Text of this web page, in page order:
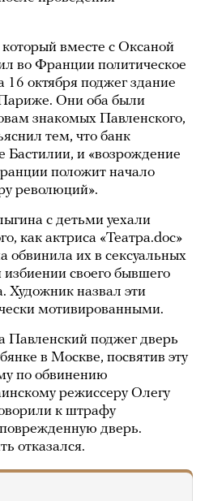
вместе с Оксаной
во Франции политическое
октября поджег здание
Они оба были
знакомых Павленского,
тем, что банк
Бастилии, и «возрождение
положит начало
революций».
с детьми уехали
как актриса «Театра.doc»
обвинила их в сексуальных
избиении своего бывшего
Художник назвал эти
мотивированными.
Павленский поджег дверь
в Москве, посвятив эту
по обвинению
режиссеру Олегу
к штрафу
дверь.
отказался.